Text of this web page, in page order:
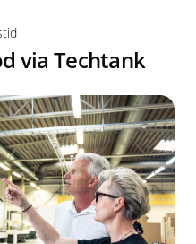
via Techtank